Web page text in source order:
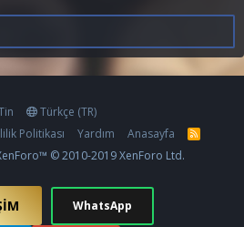
Türkçe (TR)
Politikası Yardım Anasayfa
R
© 2010-2019 XenForo Ltd.
WhatsApp